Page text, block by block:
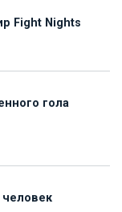
Fight Nights
гола